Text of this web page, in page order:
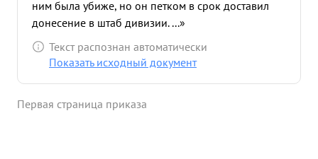
ним была убиже, но он петком в срок доставил
донесение в штаб дивизии. ...»
Текст распознан автоматически
Показать исходный документ
Первая страница приказа